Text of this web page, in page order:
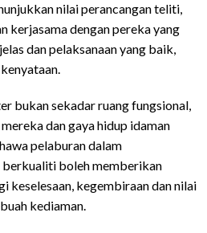
nilai perancangan teliti,
kerjasama dengan pereka yang
dan pelaksanaan yang baik,
bukan sekadar ruang fungsional,
dan gaya hidup idaman
pelaburan dalam
berkualiti boleh memberikan
keselesaan, kegembiraan dan nilai
kediaman.